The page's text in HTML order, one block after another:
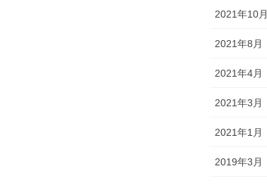
2021年10月
2021年8月
2021年4月
2021年3月
2021年1月
2019年3月